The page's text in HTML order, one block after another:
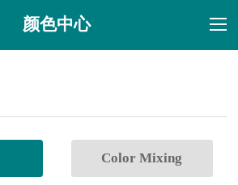
颜色中心
Color Mixing